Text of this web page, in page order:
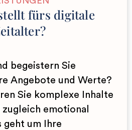
fürs digitale
begeistern Sie
Angebote und Werte?
Sie komplexe Inhalte
emotional
geht um Ihre